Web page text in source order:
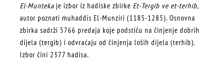
El-Munteka je izbor iz hadiske zbirke Et-Tergib ve et-terhib,
autor poznati muhaddis El-Munziri (1185-1285). Osnovna
zbirka sadrži 5766 predaja koje podstiču na činjenje dobrih
dijela (tergib) i odvraćaju od činjenja loših dijela (terhib).
Izbor čini 2377 hadisa.